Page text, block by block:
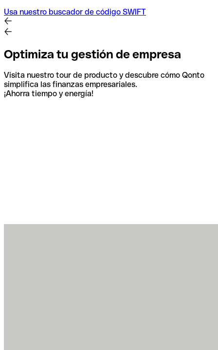
Usa nuestro buscador de código SWIFT
Optimiza tu gestión de empresa
Visita nuestro tour de producto y descubre cómo Qonto
simplifica las finanzas empresariales.
¡Ahorra tiempo y energía!